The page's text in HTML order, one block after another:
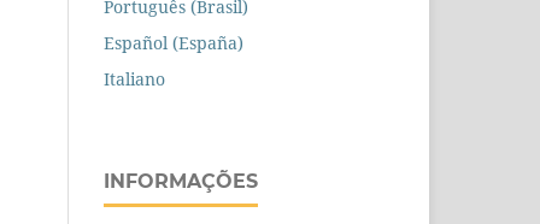
Português (Brasil)
Español (España)
Italiano
INFORMAÇÕES